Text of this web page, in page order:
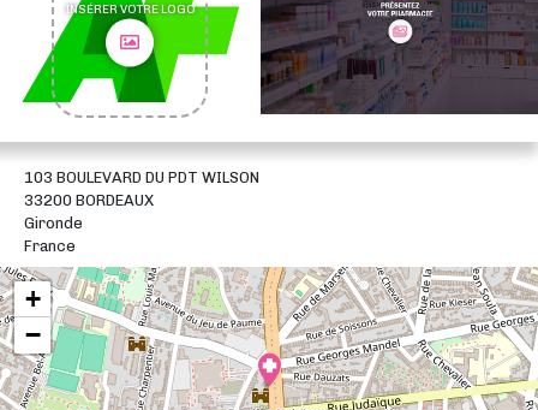
INSÉRER VOTRE LOGO
103 BOULEVARD DU PDT WILSON
33200 BORDEAUX
Gironde
France
+
−